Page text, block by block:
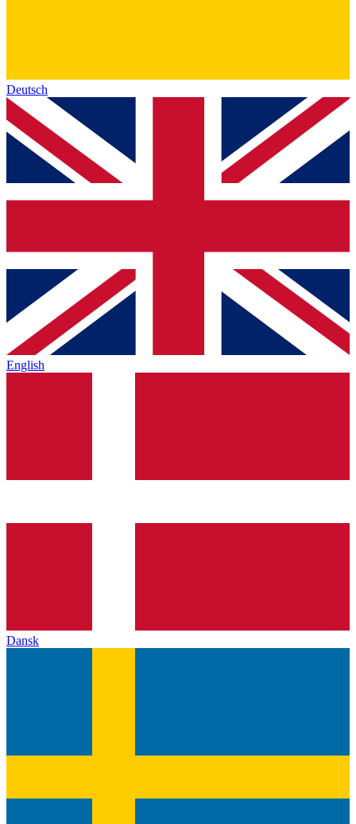
Deutsch
English
Dansk